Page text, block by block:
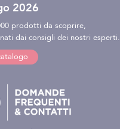
2026
prodotti da scoprire,
dai consigli dei nostri esperti.